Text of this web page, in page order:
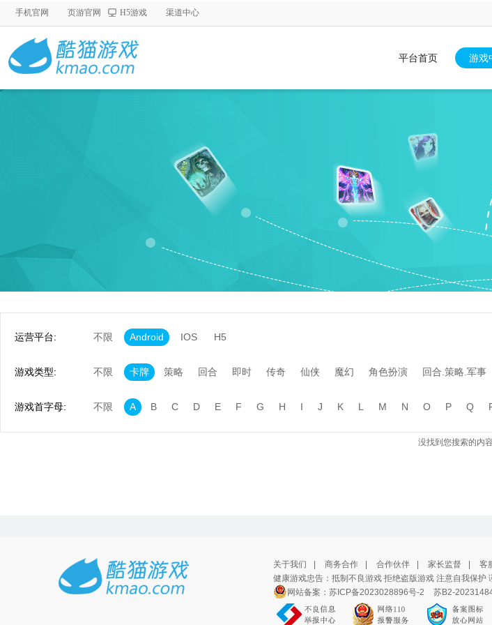
手机官网 页游官网 H5游戏 渠道中心
平台首页 游戏
运营平台: 不限 Android IOS H5
游戏类型: 不限 卡牌 策略 回合 即时 传奇 仙侠 魔幻 角色扮演 回合.策略.军事
游戏首字母: 不限 A B C D E F G H I J K L M N O P Q
没找到您搜索的内容
关于我们 商务合作 合作伙伴 家长监督
客
健康游戏忠告：抵制不良游戏 拒绝盗版游戏 注意自我保
网站备案： 苏ICP备2023028896号-2 苏B2-